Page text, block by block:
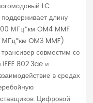
LC
длину
МГц*км OM4 MMF
OM3 MMF)
совместим со
802.3ae и
в средах
Цифровой